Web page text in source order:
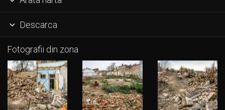
 Descarca
Fotografii din zona